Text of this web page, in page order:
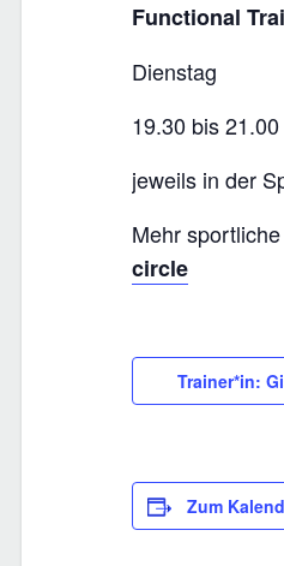
Functional
Dienstag
19.30 bis
jeweils in der
Mehr
circle
Trainer*in:
Zum